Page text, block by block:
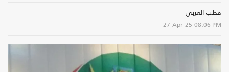
قطب العربي
27-Apr-25 08:06 PM